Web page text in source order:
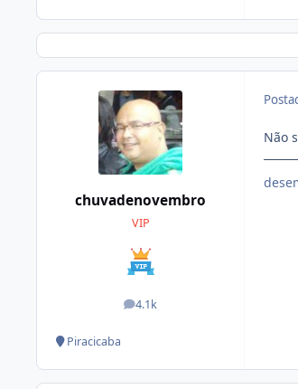
chuvadenovembro
VIP
4.1k
posts
Piracicaba
Não